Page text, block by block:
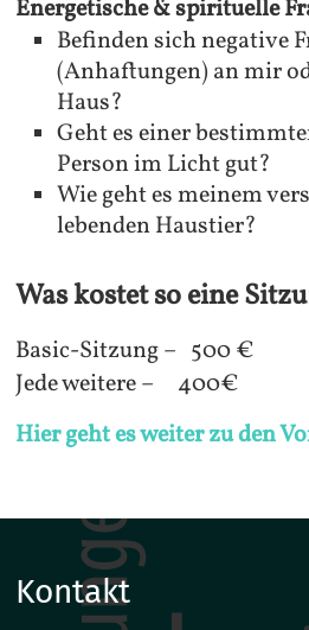
Energetische & spirituelle
Befinden sich negative
(Anhaftungen) an mir
Haus?
Geht es einer
Person im Licht gut?
Wie geht es meinem
lebenden Haustier?
Was kostet so eine
Basic-Sitzung – 500 €
Jede weitere – 400€
Hier geht es weiter zu den
Kontakt